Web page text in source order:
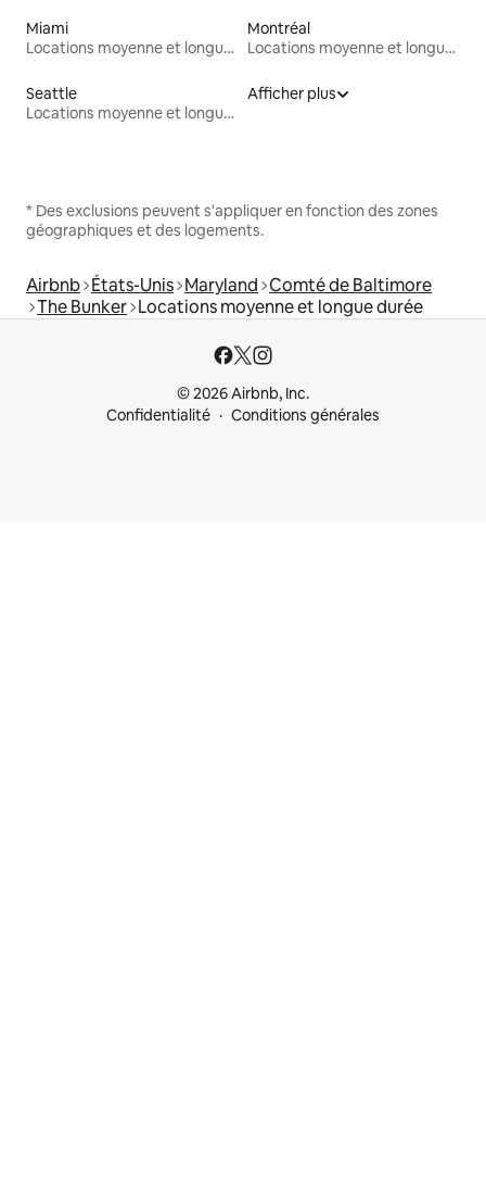
Miami
Locations moyenne et longue durée
Montréal
Locations moyenne et longue durée
Seattle
Locations moyenne et longue durée
Afficher plus
* Des exclusions peuvent s'appliquer en fonction des zones
géographiques et des logements.
Airbnb États-Unis Maryland Comté de Baltimore
The Bunker Locations moyenne et longue durée
© 2026 Airbnb, Inc.
Confidentialité
Conditions générales